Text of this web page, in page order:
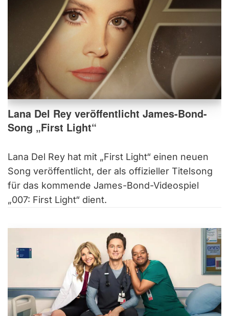
Lana Del Rey veröffentlicht James-Bond-
Song „First Light“
Lana Del Rey hat mit „First Light“ einen neuen
Song veröffentlicht, der als offizieller Titelsong
für das kommende James-Bond-Videospiel
„007: First Light“ dient.